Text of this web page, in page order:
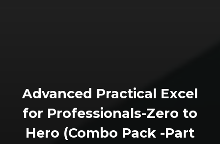
Advanced Practical Excel
for Professionals-Zero to
Hero (Combo Pack -Part